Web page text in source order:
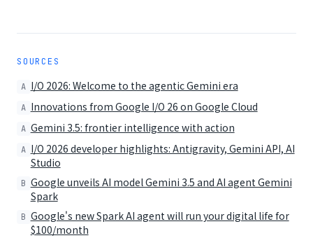
SOURCES
A I/O 2026: Welcome to the agentic Gemini era
A Innovations from Google I/O 26 on Google Cloud
A Gemini 3.5: frontier intelligence with action
A I/O 2026 developer highlights: Antigravity, Gemini API, AI
Studio
B Google unveils AI model Gemini 3.5 and AI agent Gemini
Spark
B Google's new Spark AI agent will run your digital life for
$100/month